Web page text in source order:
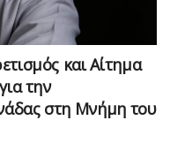
και Αίτημα
την
στη Μνήμη του